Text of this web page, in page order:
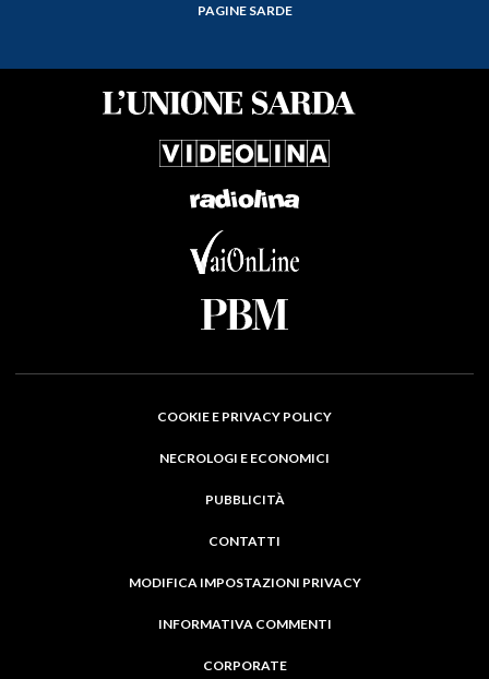
PAGINE SARDE
COOKIE E PRIVACY POLICY
NECROLOGI E ECONOMICI
PUBBLICITÀ
CONTATTI
MODIFICA IMPOSTAZIONI PRIVACY
INFORMATIVA COMMENTI
CORPORATE